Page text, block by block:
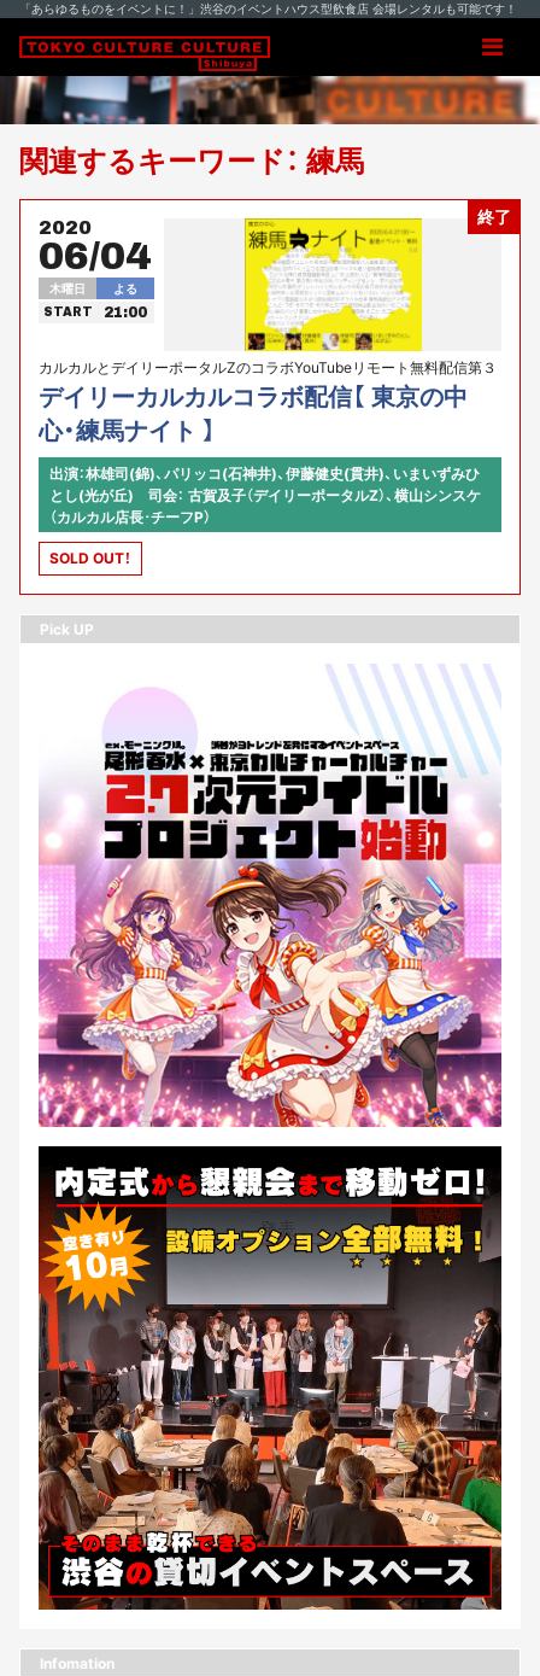
「あらゆるものをイベントに！」渋谷のイベントハウス型飲食店 会場レンタルも可能です！
関連するキーワード： 練馬
終了
2020
06/04
木曜日 よる
START 21:00
カルカルとデイリーポータルZのコラボYouTubeリモート無料配信第３
弾は突然の練馬！
デイリーカルカルコラボ配信【 東京の中
心・練馬ナイト 】
出演：林雄司(錦)、パリッコ(石神井)、伊藤健史(貫井)、いまいずみひ
とし(光が丘) 司会： 古賀及子（デイリーポータルZ）、横山シンスケ
（カルカル店長･チーフP）
SOLD OUT！
Pick UP
Infomation